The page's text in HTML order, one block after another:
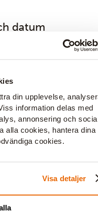
din upplevelse,
information delas med
annonsering och
alla cookies, hantera dina
cookies.
Visa detaljer
datum
webbplatsers
områden för
på
möjligheterna